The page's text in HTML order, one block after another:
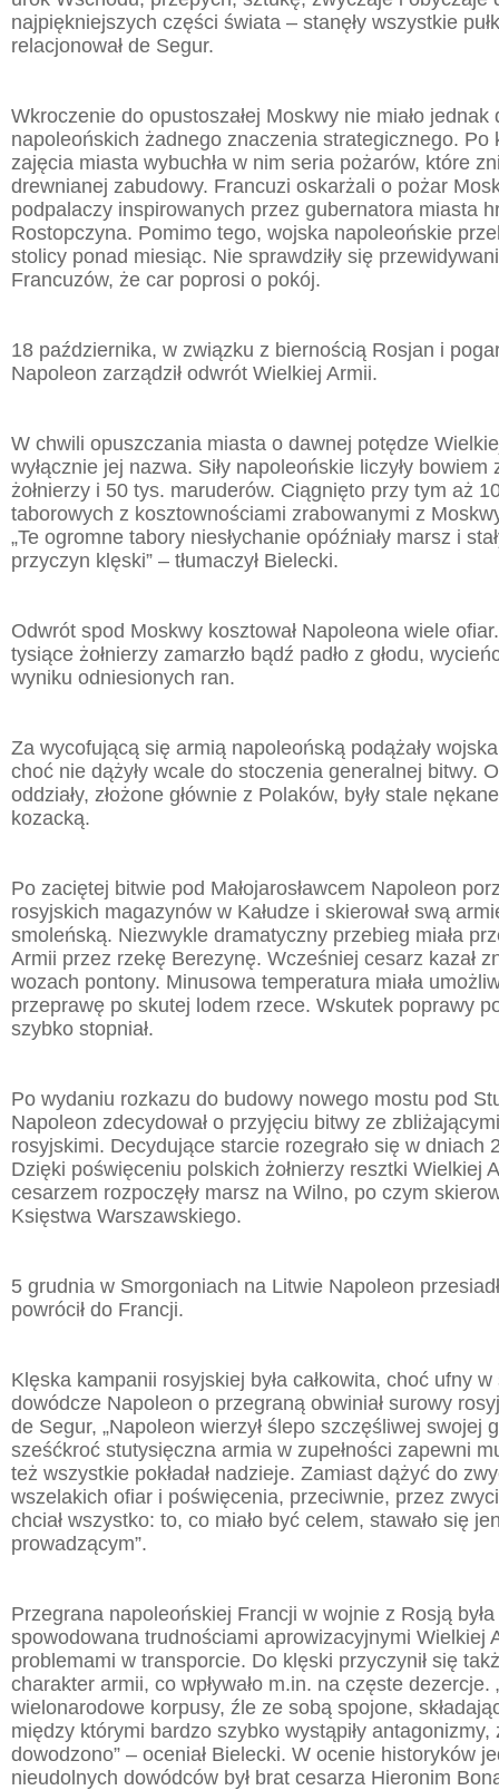
najpiękniejszych części świata – stanęły wszystkie
relacjonował de Segur.
Wkroczenie do opustoszałej Moskwy nie miało jednak
napoleońskich żadnego znaczenia strategicznego. Po
zajęcia miasta wybuchła w nim seria pożarów, które
drewnianej zabudowy. Francuzi oskarżali o pożar
podpalaczy inspirowanych przez gubernatora miasta
Rostopczyna. Pomimo tego, wojska napoleońskie
stolicy ponad miesiąc. Nie sprawdziły się
Francuzów, że car poprosi o pokój.
18 października, w związku z biernością Rosjan i
Napoleon zarządził odwrót Wielkiej Armii.
W chwili opuszczania miasta o dawnej potędze
wyłącznie jej nazwa. Siły napoleońskie liczyły
żołnierzy i 50 tys. maruderów. Ciągnięto przy tym aż
taborowych z kosztownościami zrabowanymi z
„Te ogromne tabory niesłychanie opóźniały marsz i
przyczyn klęski” – tłumaczył Bielecki.
Odwrót spod Moskwy kosztował Napoleona wiele
tysiące żołnierzy zamarzło bądź padło z głodu,
wyniku odniesionych ran.
Za wycofującą się armią napoleońską podążały
choć nie dążyły wcale do stoczenia generalnej bitwy.
oddziały, złożone głównie z Polaków, były stale
kozacką.
Po zaciętej bitwie pod Małojarosławcem Napoleon
rosyjskich magazynów w Kałudze i skierował swą
smoleńską. Niezwykle dramatyczny przebieg miała
Armii przez rzekę Berezynę. Wcześniej cesarz kazał
wozach pontony. Minusowa temperatura miała
przeprawę po skutej lodem rzece. Wskutek poprawy
szybko stopniał.
Po wydaniu rozkazu do budowy nowego mostu pod
Napoleon zdecydował o przyjęciu bitwy ze
rosyjskimi. Decydujące starcie rozegrało się w dniach
Dzięki poświęceniu polskich żołnierzy resztki Wielkiej
cesarzem rozpoczęły marsz na Wilno, po czym
Księstwa Warszawskiego.
5 grudnia w Smorgoniach na Litwie Napoleon
powrócił do Francji.
Klęska kampanii rosyjskiej była całkowita, choć ufny
dowódcze Napoleon o przegraną obwiniał surowy
de Segur, „Napoleon wierzył ślepo szczęśliwej swojej
sześćkroć stutysięczna armia w zupełności zapewni
też wszystkie pokładał nadzieje. Zamiast dążyć do
wszelakich ofiar i poświęcenia, przeciwnie, przez
chciał wszystko: to, co miało być celem, stawało się
prowadzącym”.
Przegrana napoleońskiej Francji w wojnie z Rosją
spowodowana trudnościami aprowizacyjnymi Wielkiej
problemami w transporcie. Do klęski przyczynił się
charakter armii, co wpływało m.in. na częste dezercje.
wielonarodowe korpusy, źle ze sobą spojone,
między którymi bardzo szybko wystąpiły antagonizmy,
dowodzono” – oceniał Bielecki. W ocenie historyków
nieudolnych dowódców był brat cesarza Hieronim